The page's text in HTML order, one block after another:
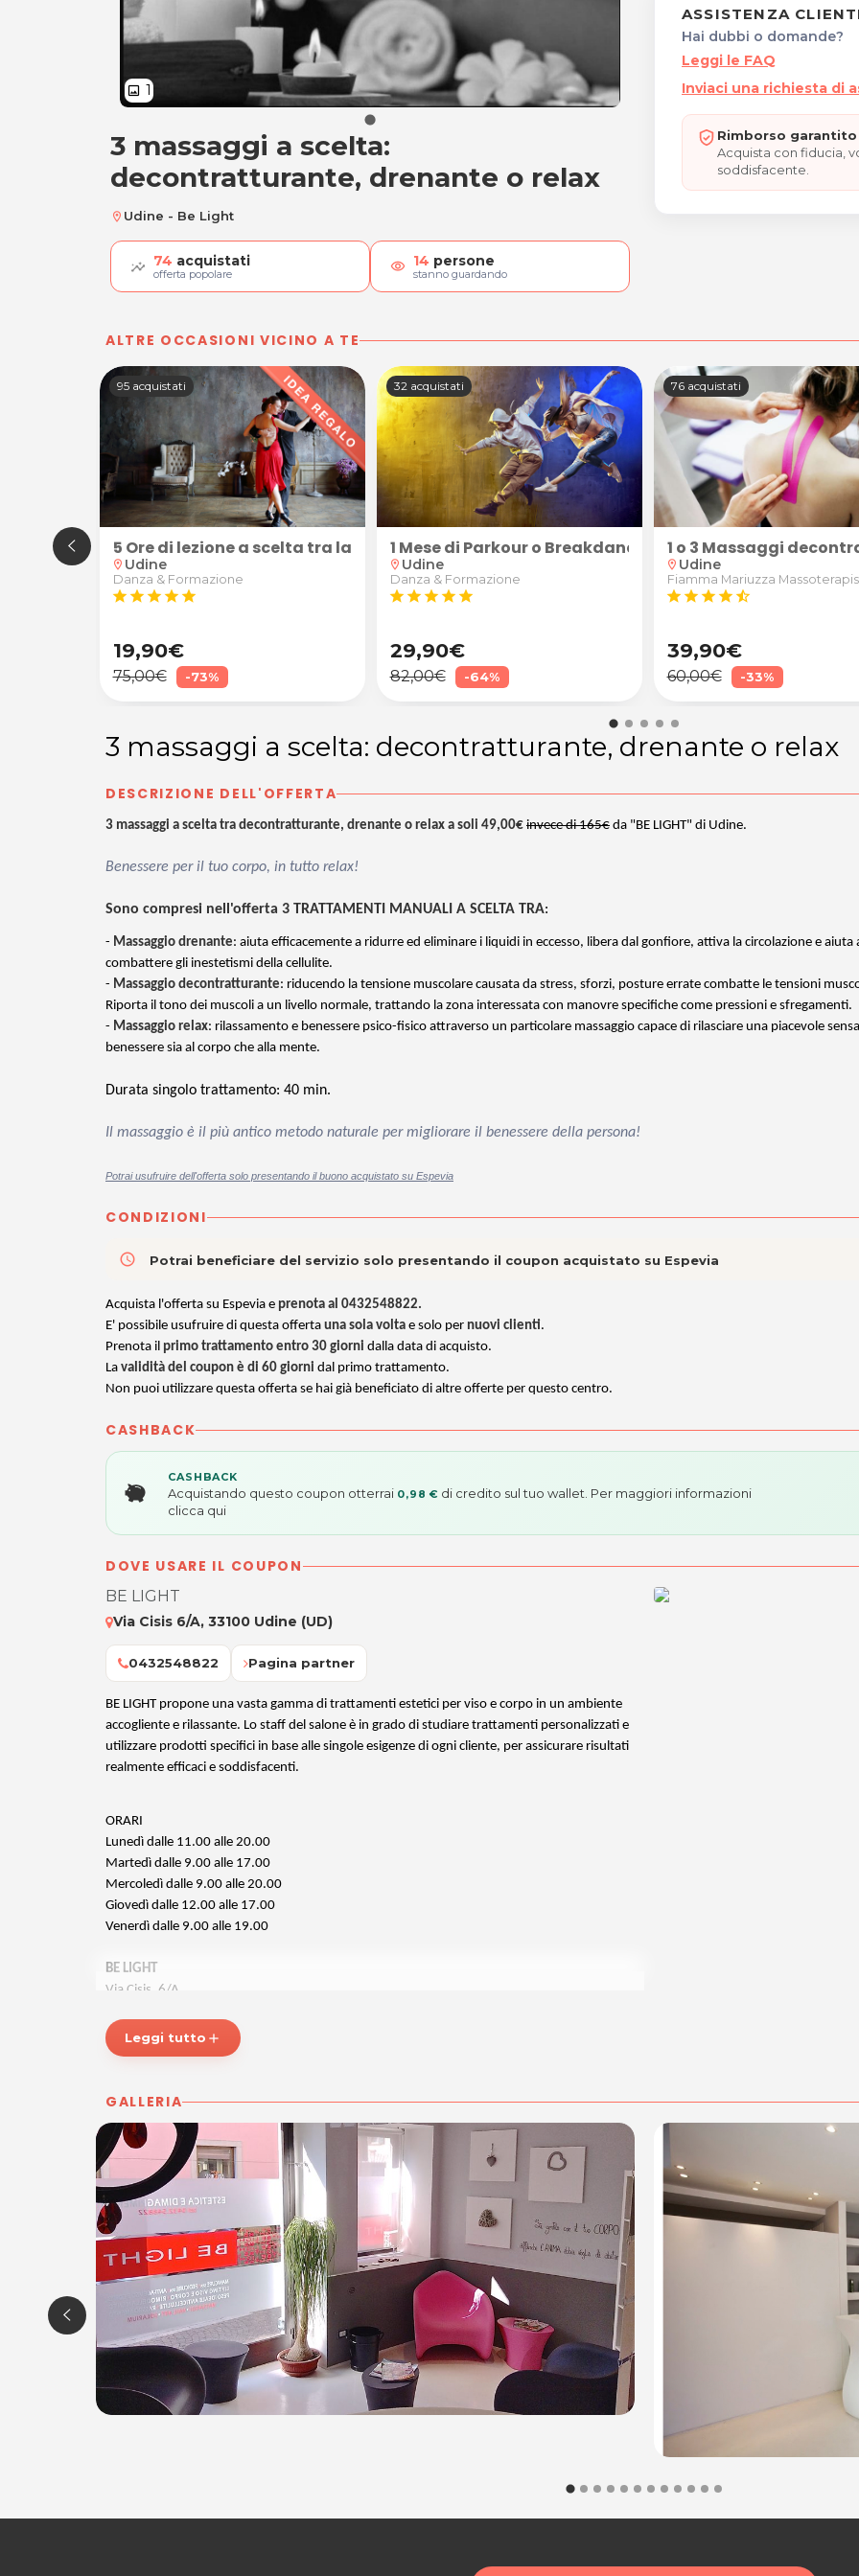
image 1
3 massaggi a scelta: decontratturante,
3 massaggi a scelta:
decontratturante, drenante o relax
location_on Udine - Be Light
74 acquistati
offerta popolare visibility 14 persone
stanno guardando
ASSISTENZA
Hai dubbi o domande?
Leggi le FAQ
Inviaci una richiesta di
Rimborso
Acquista con fiducia,
soddisfacente.
ALTRE OCCASIONI VICINO A TE
"Robusto" (calice di vino Superior, tartine e grissino col crudo) o "Trieste Deluxe" (birra, cotto alla
95 acquistati
5 Ore di lezione a scelta tra latino-americano o ballo liscio per 1 o 2 persone alla Scuola
location_on Udine
Danza & Formazione
star star star star star
19,90€
75,00€ -73%
32 acquistati
1 Mese di Parkour o Breakdance
location_on Udine
Danza & Formazione
star star star star star
29,90€
82,00€ -64%
76 acquistati
1 o 3 Massaggi
location_on Udine
Fiamma Mariuzza
star star star star star_half
39,90€
60,00€ -33%
3 massaggi a scelta: decontratturante, drenante o relax
DESCRIZIONE DELL'OFFERTA
3 massaggi a scelta tra decontratturante, drenante o relax a soli 49,00€ invece di 165€ da "BE LIGHT" di Udine.
Benessere per il tuo corpo, in tutto relax!
Sono compresi nell'offerta 3 TRATTAMENTI MANUALI A SCELTA TRA:
- Massaggio drenante: aiuta efficacemente a ridurre ed eliminare i liquidi in eccesso, libera dal gonfiore, attiva la circolazione e aiuta
combattere gli inestetismi della cellulite.
- Massaggio decontratturante: riducendo la tensione muscolare causata da stress, sforzi, posture errate combatte le tensioni
Riporta il tono dei muscoli a un livello normale, trattando la zona interessata con manovre specifiche come pressioni e sfregamenti.
- Massaggio relax: rilassamento e benessere psico-fisico attraverso un particolare massaggio capace di rilasciare una piacevole
benessere sia al corpo che alla mente.
Durata singolo trattamento: 40 min.
Il massaggio è il più antico metodo naturale per migliorare il benessere della persona!
Potrai usufruire dell'offerta solo presentando il buono acquistato su Espevia
CONDIZIONI
access_time Potrai beneficiare del servizio solo presentando il coupon acquistato su Espevia
Acquista l'offerta su Espevia e prenota al 0432548822.
E' possibile usufruire di questa offerta una sola volta e solo per nuovi clienti.
Prenota il primo trattamento entro 30 giorni dalla data di acquisto.
La validità del coupon è di 60 giorni dal primo trattamento.
Non puoi utilizzare questa offerta se hai già beneficiato di altre offerte per questo centro.
CASHBACK
CASHBACK
Acquistando questo coupon otterrai 0,98 € di credito sul tuo wallet. Per maggiori informazioni
clicca qui
DOVE USARE IL COUPON
BE LIGHT
Via Cisis 6/A, 33100 Udine (UD)
0432548822 Pagina partner
BE LIGHT propone una vasta gamma di trattamenti estetici per viso e corpo in un ambiente
accogliente e rilassante. Lo staff del salone è in grado di studiare trattamenti personalizzati e
utilizzare prodotti specifici in base alle singole esigenze di ogni cliente, per assicurare risultati
realmente efficaci e soddisfacenti.
ORARI
Lunedì dalle 11.00 alle 20.00
Martedì dalle 9.00 alle 17.00
Mercoledì dalle 9.00 alle 20.00
Giovedì dalle 12.00 alle 17.00
Venerdì dalle 9.00 alle 19.00
BE LIGHT
Via Cisis, 6/A
Tel. 0432548822
P.IVA 02016840304
Per ulteriori informazioni sull'offerta o sulle modalità di acquisto scrivi a
Leggi tutto add
GALLERIA